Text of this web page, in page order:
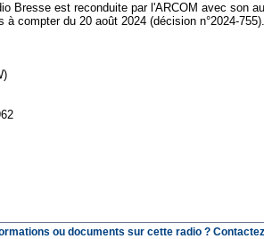
Bresse est reconduite par l'ARCOM avec son
à compter du 20 août 2024 (décision n°2024-755).
ou documents sur cette radio ?